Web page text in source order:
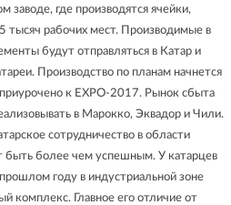
заводе, где производятся ячейки,
тысяч рабочих мест. Производимые в
будут отправляться в Катар и
Производство по планам начнется
к EXPO-2017. Рынок сбыта
в Марокко, Эквадор и Чили.
сотрудничество в области
быть более чем успешным. У катарцев
году в индустриальной зоне
комплекс. Главное его отличие от